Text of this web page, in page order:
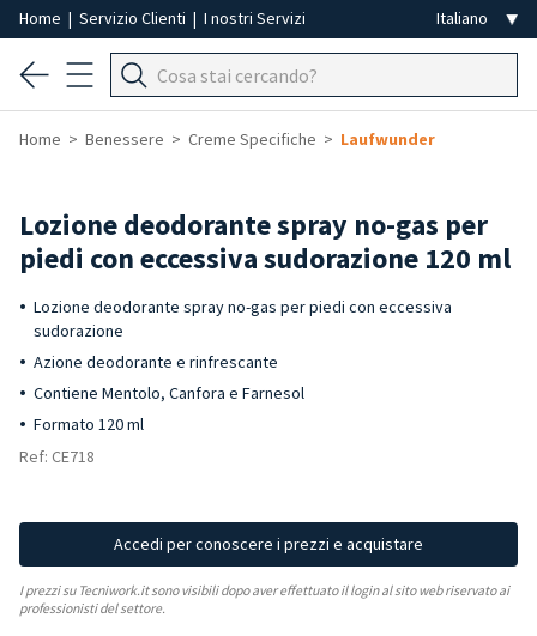
Home | Servizio Clienti | I nostri Servizi
Home Benessere Creme Specifiche Laufwunder
Lozione deodorante spray no-gas per
piedi con eccessiva sudorazione 120 ml
Lozione deodorante spray no-gas per piedi con eccessiva
sudorazione
Azione deodorante e rinfrescante
Contiene Mentolo, Canfora e Farnesol
Formato 120 ml
Ref: CE718
Accedi per conoscere i prezzi e acquistare
I prezzi su Tecniwork.it sono visibili dopo aver effettuato il login al sito web riservato ai
professionisti del settore.